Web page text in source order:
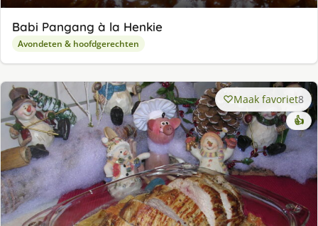
Babi Pangang à la Henkie
Avondeten & hoofdgerechten
Maak favoriet8
👍